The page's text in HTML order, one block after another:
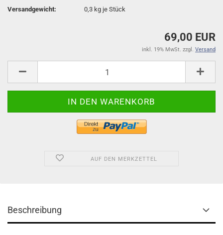
Versandgewicht: 0,3 kg je Stück
69,00 EUR
inkl. 19% MwSt. zzgl. Versand
AUF DEN MERKZETTEL
Beschreibung